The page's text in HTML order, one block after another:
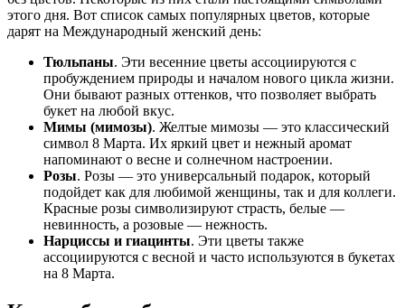
этого дня. Вот список самых популярных цветов, которые
дарят на Международный женский день:
Тюльпаны. Эти весенние цветы ассоциируются с
пробуждением природы и началом нового цикла жизни.
Они бывают разных оттенков, что позволяет выбрать
букет на любой вкус.
Мимы (мимозы). Желтые мимозы — это классический
символ 8 Марта. Их яркий цвет и нежный аромат
напоминают о весне и солнечном настроении.
Розы. Розы — это универсальный подарок, который
подойдет как для любимой женщины, так и для коллеги.
Красные розы символизируют страсть, белые —
невинность, а розовые — нежность.
Нарциссы и гиацинты. Эти цветы также
ассоциируются с весной и часто используются в букетах
на 8 Марта.